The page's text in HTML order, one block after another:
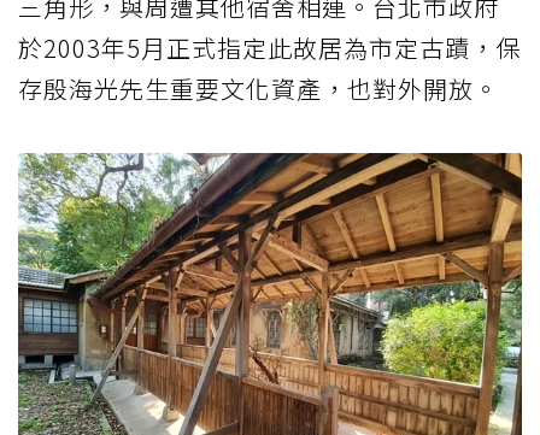
三角形，與周遭其他宿舍相連。台北市政府
於2003年5月正式指定此故居為市定古蹟，保
存殷海光先生重要文化資產，也對外開放。